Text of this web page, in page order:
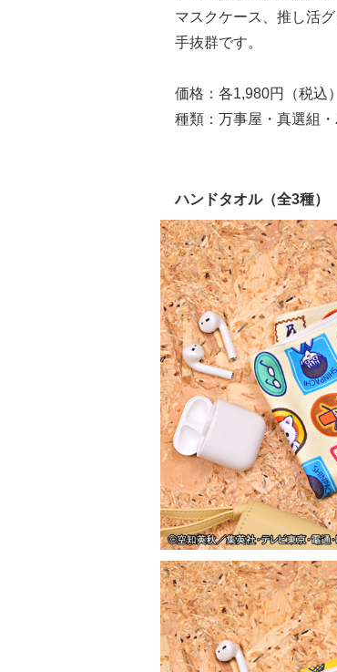
マスクケース、推し活
手抜群です。
価格：各1,980円（税込）
種類：万事屋・真選組
ハンドタオル（全3種）